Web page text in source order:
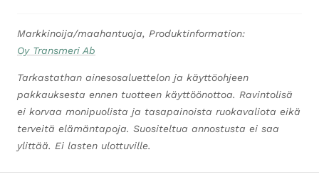
Markkinoija/maahantuoja, Produktinformation:
Oy Transmeri Ab
Tarkastathan ainesosaluettelon ja käyttöohjeen
pakkauksesta ennen tuotteen käyttöönottoa. Ravintolisä
ei korvaa monipuolista ja tasapainoista ruokavaliota eikä
terveitä elämäntapoja. Suositeltua annostusta ei saa
ylittää. Ei lasten ulottuville.